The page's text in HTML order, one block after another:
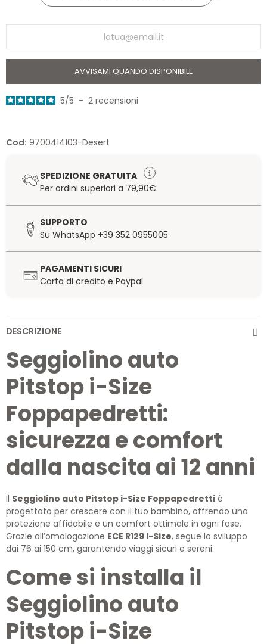
AVVISAMI QUANDO DISPONIBILE
5/5 - 2 recensioni
Cod: 9700414103-Desert
SPEDIZIONE GRATUITA
Per ordini superiori a 79,90€
SUPPORTO
Su WhatsApp +39 352 0955005
PAGAMENTI SICURI
Carta di credito e Paypal
DESCRIZIONE
Seggiolino auto
Pitstop i-Size
Foppapedretti:
sicurezza e comfort
dalla nascita ai 12 anni
Il Seggiolino auto Pitstop i-Size Foppapedretti è
progettato per crescere con il tuo bambino, offrendo una
protezione affidabile e un comfort ottimale in ogni fase.
Grazie all’omologazione ECE R129 i-Size, segue lo sviluppo
dai 76 ai 150 cm, garantendo viaggi sicuri e sereni.
Come si installa il
Seggiolino auto
Pitstop i-Size